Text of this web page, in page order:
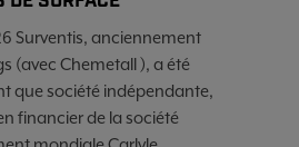
Surventis, anciennement
(avec Chemetall ), a été
que société indépendante,
financier de la société